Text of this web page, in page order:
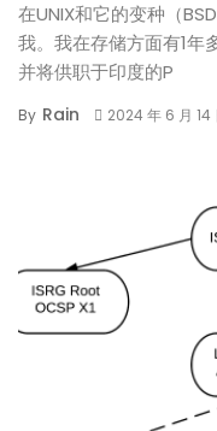
在UNIX和它的变种（
我。我在存储方面有1年
并将供职于印度的P
By Rain 2024 年 6 月 14